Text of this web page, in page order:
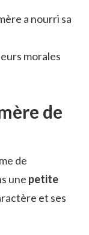
a nourri sa
morales
de
de
une petite
et ses